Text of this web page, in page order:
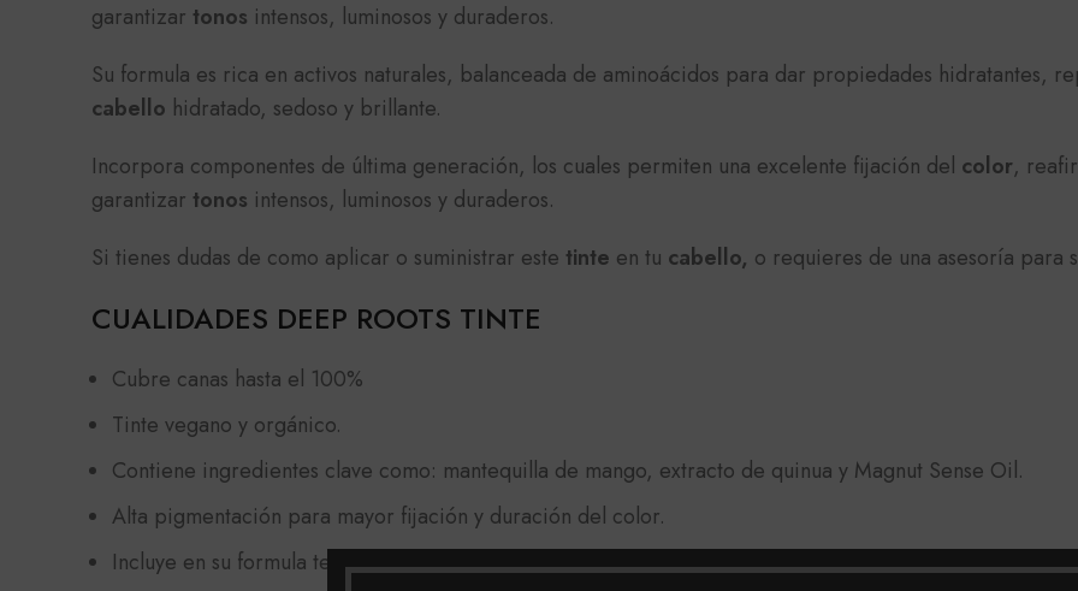
garantizar tonos intensos, luminosos y duraderos.
Su formula es rica en activos naturales, balanceada de aminoácidos para dar propiedades hidratantes,
cabello hidratado, sedoso y brillante.
Incorpora componentes de última generación, los cuales permiten una excelente fijación del color,
garantizar tonos intensos, luminosos y duraderos.
Si tienes dudas de como aplicar o suministrar este tinte en tu cabello, o requieres de una asesoría para
CUALIDADES DEEP ROOTS TINTE
Cubre canas hasta el 100%
Tinte vegano y orgánico.
Contiene ingredientes clave como: mantequilla de mango, extracto de quinua y Magnut Sense Oil.
Alta pigmentación para mayor fijación y duración del color.
Incluye en su formula termoprotección.